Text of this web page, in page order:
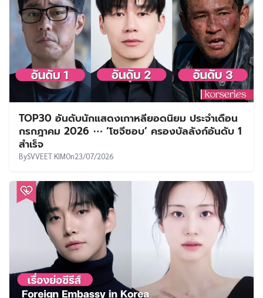
TOP30 อันดับนักแสดงเกาหลียอดนิยม ประจำเดือน
กรกฎาคม 2026 ⋯ ‘โซจีซอบ’ ครองบัลลังก์อันดับ 1
สำเร็จ
BySVVEET KIMOn23/07/2026